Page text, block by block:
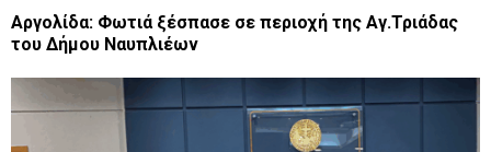
Αργολίδα: Φωτιά ξέσπασε σε περιοχή της Αγ.Τριάδας
του Δήμου Ναυπλιέων